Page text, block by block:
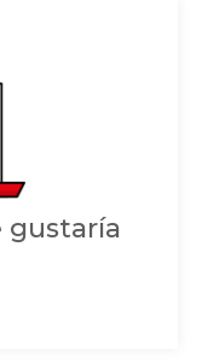
gustaría